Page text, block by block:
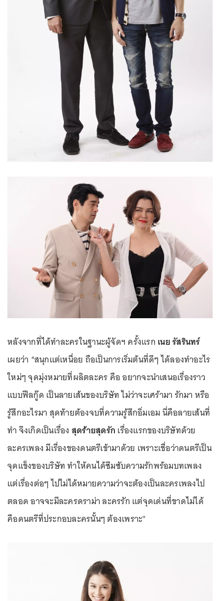
หลังจากที่ได้ทำละครในฐานะผู้จัดฯ ครั้งแรก เนย รัสรินทร์
เผยว่า “สนุกแต่เหนื่อย ถือเป็นการเริ่มต้นที่ดีๆ ได้ลองทำอะไร
ใหม่ๆ จุดมุ่งหมายที่ผลิตละคร คือ อยากจะนำเสนอเรื่องราว
แบบฟีลกู๊ด เป็นลายเส้นของบริษัท ไม่ว่าจะเศร้ามา รักมา หรือ
รู้สึกอะไรมา สุดท้ายต้องจบที่ความรู้สึกอิ่มเอม นี่คือลายเส้นที่
ทำ จึงเกิดเป็นเรื่อง สุดร้ายสุดรัก เรื่องแรกของบริษัทด้วย
ละครเพลง มีเรื่องของดนตรีเข้ามาด้วย เพราะเชื่อว่าดนตรีเป็น
จุดแข็งของบริษัท ทำให้คนได้ซึมซับความรักพร้อมบทเพลง
แต่เรื่องต่อๆ ไปไม่ได้หมายความว่าจะต้องเป็นละครเพลงไป
ตลอด อาจจะมีละครดราม่า ละครรัก แต่จุดเด่นที่ขาดไม่ได้
คือดนตรีที่ประกอบละครนั้นๆ ต้องเพราะ"